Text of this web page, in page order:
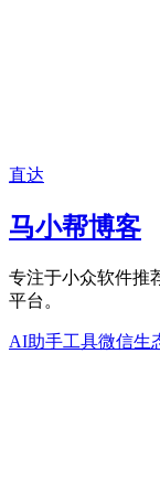
直达
马小帮博客
专注于小众软件推
平台。
AI助手工具微信生